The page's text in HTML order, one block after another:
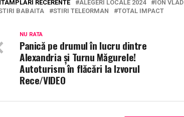
RECERENTE ALEGERI LOCALE 2024 ION VLAD
BABAITA
STIRI TELEORMAN TOTAL IMPACT
NU RATA
Panică pe drumul în lucru dintre
Alexandria și Turnu Măgurele!
Autoturism în flăcări la Izvorul
Rece/VIDEO